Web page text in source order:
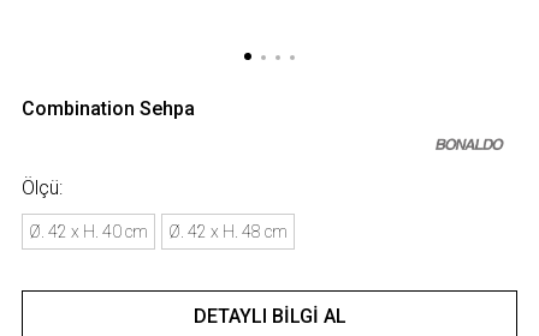
Combination Sehpa
Ölçü:
Ø. 42 x H. 40 cm Ø. 42 x H. 48 cm
DETAYLI BILGI AL